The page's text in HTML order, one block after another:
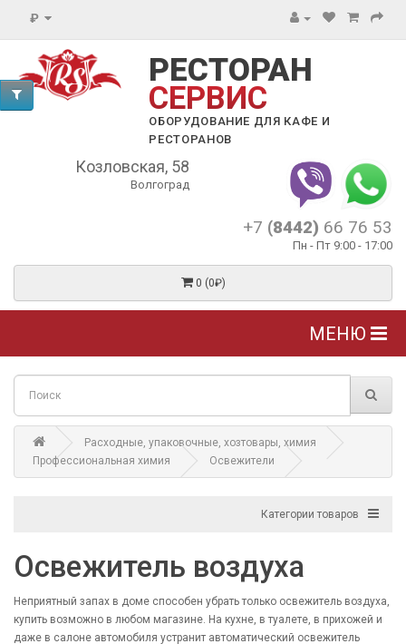
₽
РЕСТОРАН
СЕРВИС
ОБОРУДОВАНИЕ ДЛЯ КАФЕ И
РЕСТОРАНОВ
Козловская, 58
Волгоград
+7 (8442) 66 76 53
Пн - Пт 9:00 - 17:00
0 (0₽)
МЕНЮ
Расходные, упаковочные, хозтовары, химия
Профессиональная химия
Освежители
Категории товаров
Освежитель воздуха
Неприятный запах в доме способен убрать только освежитель воздуха,
купить возможно в любом магазине. На кухне, в туалете, в прихожей и
даже в салоне автомобиля устранит автоматический освежитель